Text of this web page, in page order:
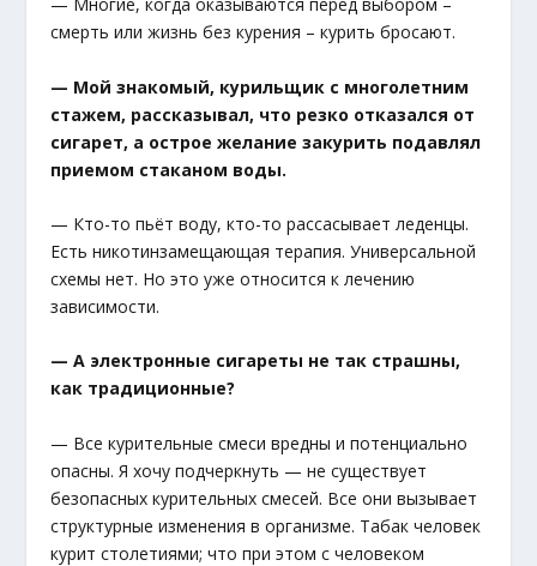
смерть или жизнь без курения – курить бросают.
— Мой знакомый, курильщик с многолетним
стажем, рассказывал, что резко отказался от
сигарет, а острое желание закурить подавлял
приемом стаканом воды.
— Кто-то пьёт воду, кто-то рассасывает леденцы.
Есть никотинзамещающая терапия. Универсальной
схемы нет. Но это уже относится к лечению
зависимости.
— А электронные сигареты не так страшны,
как традиционные?
— Все курительные смеси вредны и потенциально
опасны. Я хочу подчеркнуть — не существует
безопасных курительных смесей. Все они вызывает
структурные изменения в организме. Табак человек
курит столетиями; что при этом с человеком